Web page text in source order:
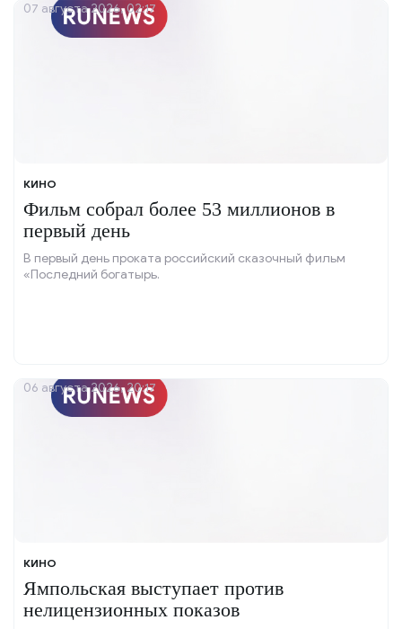
КИНО
Фильм собрал более 53 миллионов в
первый день
В первый день проката российский сказочный фильм
«Последний богатырь.
07 августа 2026, 02:17
КИНО
Ямпольская выступает против
нелицензионных показов
06 августа 2026, 20:17